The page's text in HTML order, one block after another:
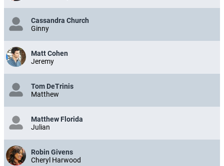
Cassandra Church
Ginny
Matt Cohen
Jeremy
Tom DeTrinis
Matthew
Matthew Florida
Julian
Robin Givens
Cheryl Harwood